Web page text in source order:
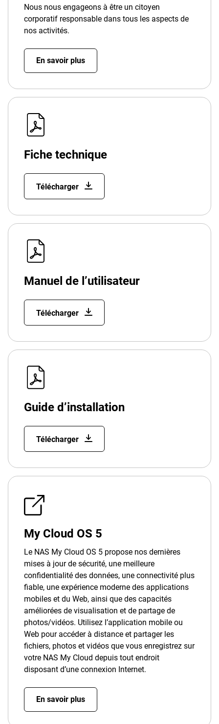
Nous nous engageons à être un citoyen
corporatif responsable dans tous les aspects de
nos activités.
En savoir plus
Fiche technique
Télécharger
Manuel de l’utilisateur
Télécharger
Guide d’installation
Télécharger
My Cloud OS 5
Le NAS My Cloud OS 5 propose nos dernières
mises à jour de sécurité, une meilleure
confidentialité des données, une connectivité plus
fiable, une expérience moderne des applications
mobiles et du Web, ainsi que des capacités
améliorées de visualisation et de partage de
photos/vidéos. Utilisez l’application mobile ou
Web pour accéder à distance et partager les
fichiers, photos et vidéos que vous enregistrez sur
votre NAS My Cloud depuis tout endroit
disposant d’une connexion Internet.
En savoir plus